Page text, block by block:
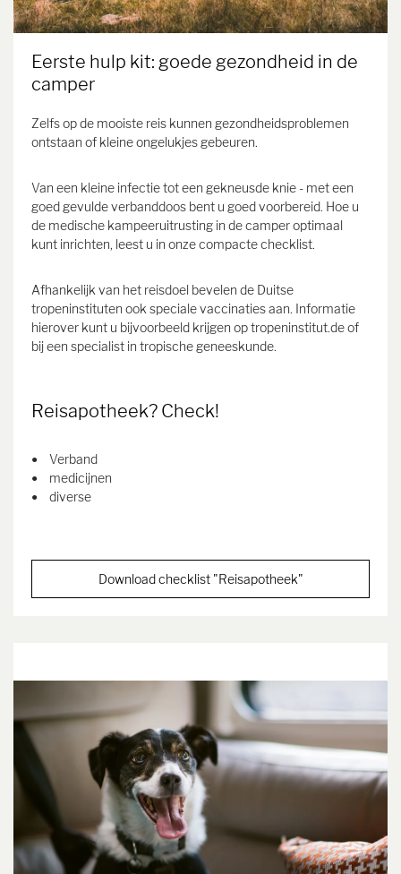
Eerste hulp kit: goede gezondheid in de
camper
Zelfs op de mooiste reis kunnen gezondheidsproblemen
ontstaan of kleine ongelukjes gebeuren.
Van een kleine infectie tot een gekneusde knie - met een
goed gevulde verbanddoos bent u goed voorbereid. Hoe u
de medische kampeeruitrusting in de camper optimaal
kunt inrichten, leest u in onze compacte checklist.
Afhankelijk van het reisdoel bevelen de Duitse
tropeninstituten ook speciale vaccinaties aan. Informatie
hierover kunt u bijvoorbeeld krijgen op tropeninstitut.de of
bij een specialist in tropische geneeskunde.
Reisapotheek? Check!
Verband
medicijnen
diverse
Download checklist "Reisapotheek"